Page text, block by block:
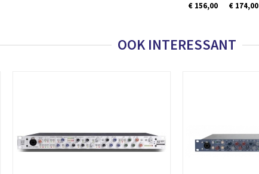
€ 156,00
€ 174,00
OOK INTERESSANT